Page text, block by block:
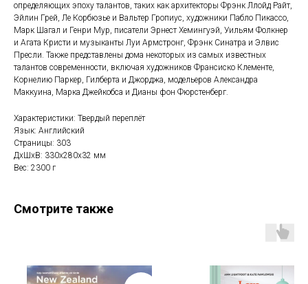
определяющих эпоху талантов, таких как архитекторы Фрэнк Ллойд Райт,
Эйлин Грей, Ле Корбюзье и Вальтер Гропиус, художники Пабло Пикассо,
Марк Шагал и Генри Мур, писатели Эрнест Хемингуэй, Уильям Фолкнер
и Агата Кристи и музыканты Луи Армстронг, Фрэнк Синатра и Элвис
Пресли. Также представлены дома некоторых из самых известных
талантов современности, включая художников Франсиско Клементе,
Корнелию Паркер, Гилберта и Джорджа, модельеров Александра
Маккуина, Марка Джейкобса и Дианы фон Фюрстенберг.
Характеристики: Твердый переплёт
Язык: Английский
Страницы: 303
ДxШxВ: 330x280x32 мм
Вес: 2300 г
Смотрите также